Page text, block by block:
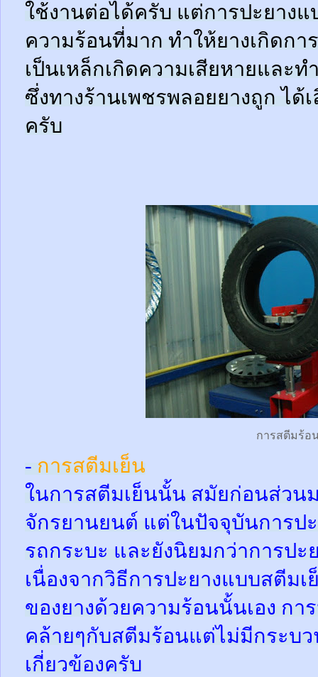
ใช้งานต่อได้ครับ แต่การปะยาง
ความร้อนที่มาก ทำให้ยางเกิดกา
เป็นเหล็กเกิดความเสียหายและท
ซึ่งทางร้านเพชรพลอยยางถูก ได้
ครับ
การสตีมร้อ
- การสตีมเย็น
ในการสตีมเย็นนั้น สมัยก่อนส่วน
จักรยานยนต์ แต่ในปัจจุบันการป
รถกระบะ และยังนิยมกว่าการป
เนื่องจากวิธีการปะยางแบบสตีม
ของยางด้วยความร้อนนั้นเอง กา
คล้ายๆกับสตีมร้อนแต่ไม่มีกระบ
เกี่ยวข้องครับ